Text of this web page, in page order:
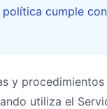
cumple
y procedimientos
utiliza el